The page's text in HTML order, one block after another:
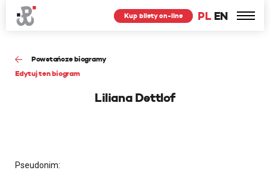
PL EN
Kup bilety on-line
Powstańcze biogramy
Edytuj ten biogram
Liliana Dettlof
Pseudonim: